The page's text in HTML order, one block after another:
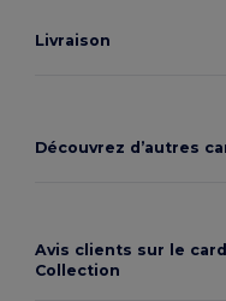
Livraison
Découvrez d’autres
Avis clients sur le
Collection